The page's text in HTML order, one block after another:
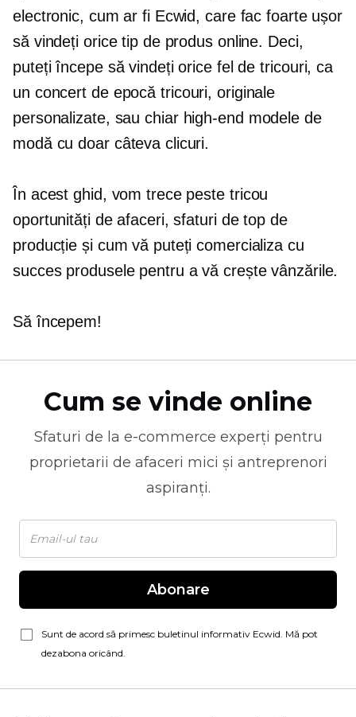
electronic, cum ar fi Ecwid, care fac foarte ușor
să vindeți orice tip de produs online. Deci,
puteți începe să vindeți orice fel detricouri, ca
un concert de epocă tricouri, originale
personalizate, sau chiar high-end modele de
modă cu doar câteva clicuri.
În acest ghid, vom trece peste tricou
oportunități de afaceri, sfaturi de top de
producție și cum vă puteți comercializa cu
succes produsele pentru a vă crește vânzările.
Să începem!
Cum se vinde online
Sfaturi de la e-commerce experți pentru
proprietarii de afaceri mici și antreprenori
aspiranți.
Abonare
Sunt de acord să primesc buletinul informativ Ecwid. Mă pot
dezabona oricând.